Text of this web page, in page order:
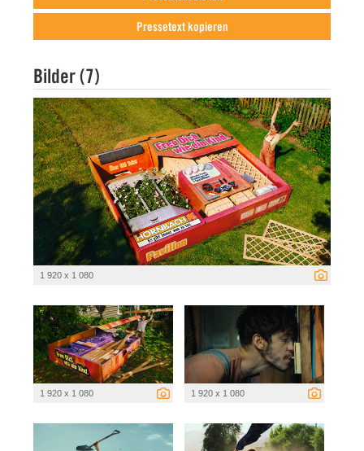
Pressetext kopieren
Bilder (7)
1 920 x 1 080
1 920 x 1 080 1 920 x 1 080